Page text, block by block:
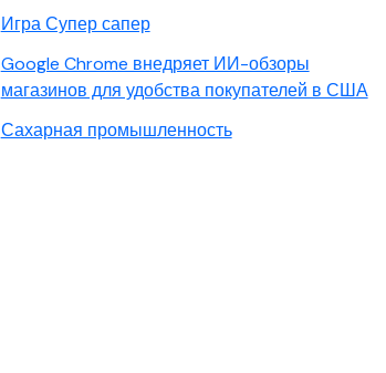
Игра Супер сапер
Google Chrome внедряет ИИ-обзоры
магазинов для удобства покупателей в США
Сахарная промышленность